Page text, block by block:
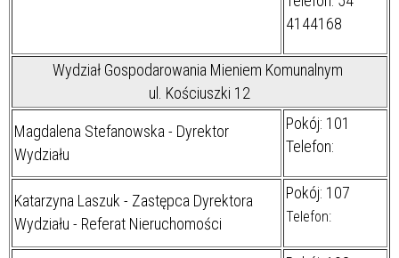
4144168
Wydział Gospodarowania Mieniem Komunalnym
ul. Kościuszki 12
Magdalena Stefanowska - Dyrektor
Wydziału
Pokój: 101
Telefon:
Katarzyna Laszuk - Zastępca Dyrektora
Wydziału - Referat Nieruchomości
Pokój: 107
Telefon: